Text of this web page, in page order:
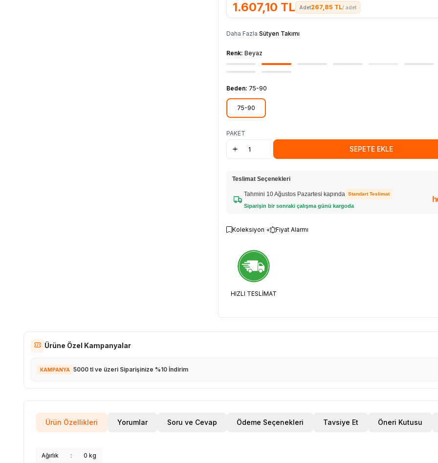
1.607,10 TL 267,85 TL/ adet
Daha Fazla Sütyen Takımı
Renk: Beyaz
Beden: 75-90
75-90
PAKET
SEPETE EKLE
Teslimat Seçenekleri
Tahmini 10 Ağustos Pazartesi kapında Standart Teslimat
Siparişin bir sonraki çalışma günü kargoda
Koleksiyon + Fiyat Alarmı
HIZLI TESLİMAT
Ürüne Özel Kampanyalar
KAMPANYA 5000 tl ve üzeri Siparişinize %10 İndirim
Ürün Özellikleri Yorumlar Soru ve Cevap Ödeme Seçenekleri Tavsiye Et Öneri Kutusu
Ağırlık : 0 kg